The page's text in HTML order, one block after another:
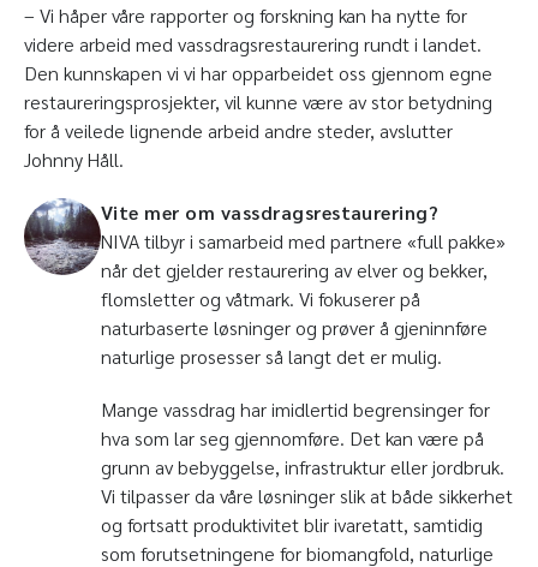
– Vi håper våre rapporter og forskning kan ha nytte for
videre arbeid med vassdragsrestaurering rundt i landet.
Den kunnskapen vi vi har opparbeidet oss gjennom egne
restaureringsprosjekter, vil kunne være av stor betydning
for å veilede lignende arbeid andre steder, avslutter
Johnny Håll.
Vite mer om vassdragsrestaurering?
NIVA tilbyr i samarbeid med partnere «full pakke»
når det gjelder restaurering av elver og bekker,
flomsletter og våtmark. Vi fokuserer på
naturbaserte løsninger og prøver å gjeninnføre
naturlige prosesser så langt det er mulig.
Mange vassdrag har imidlertid begrensinger for
hva som lar seg gjennomføre. Det kan være på
grunn av bebyggelse, infrastruktur eller jordbruk.
Vi tilpasser da våre løsninger slik at både sikkerhet
og fortsatt produktivitet blir ivaretatt, samtidig
som forutsetningene for biomangfold, naturlige